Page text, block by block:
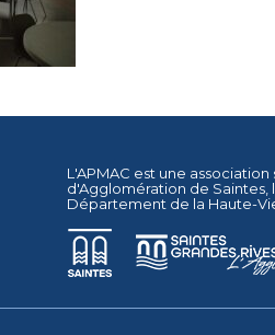
L'APMAC est une
d'Agglomération de Saintes
Département de la Haute-